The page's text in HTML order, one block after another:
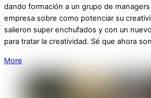
dando formación a un grupo de
empresa sobre como potenciar su
salieron super enchufados y con un
para tratar la creatividad. Sé que ahora
More